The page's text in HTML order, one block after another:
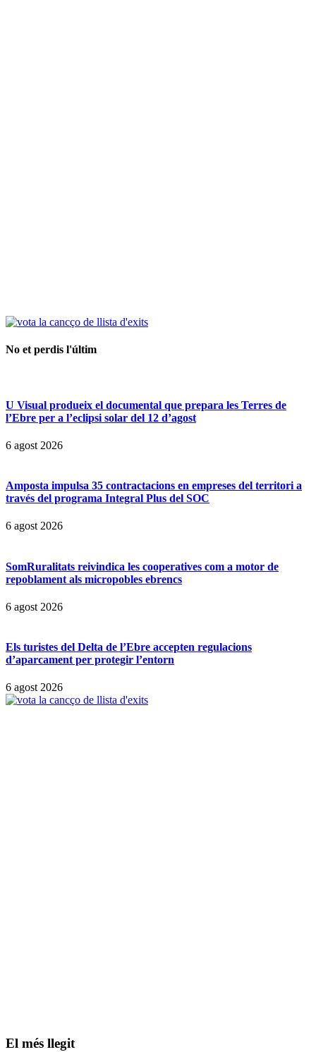
No et perdis l'últim
U Visual produeix el documental que prepara les Terres de
l’Ebre per a l’eclipsi solar del 12 d’agost
6 agost 2026
Amposta impulsa 35 contractacions en empreses del territori a
través del programa Integral Plus del SOC
6 agost 2026
SomRuralitats reivindica les cooperatives com a motor de
repoblament als micropobles ebrencs
6 agost 2026
Els turistes del Delta de l’Ebre accepten regulacions
d’aparcament per protegir l’entorn
6 agost 2026
El més llegit